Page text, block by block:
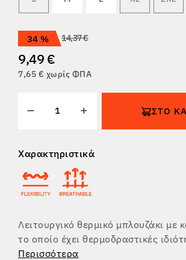
34 % 14,37 €
9,49 €
7,65 € χωρίς ΦΠΑ
ΣΤΟ
Χαρακτηριστικά
Λειτουργικό θερμικό μπλουζάκι με
το οποίο έχει θερμοδραστικές
Περισσότερα